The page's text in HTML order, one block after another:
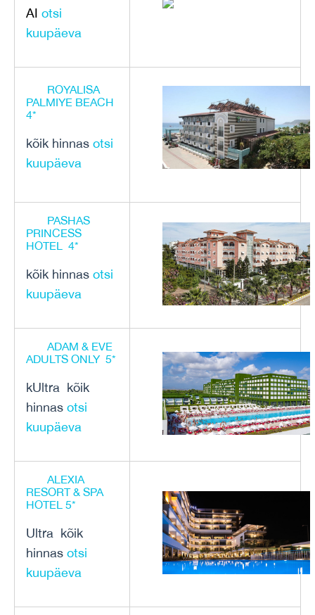
AI otsi
kuupäeva
ROYALISA
PALMIYE BEACH
4*
kõik hinnas otsi
kuupäeva
PASHAS
PRINCESS
HOTEL 4*
kõik hinnas otsi
kuupäeva
ADAM & EVE
ADULTS ONLY 5*
kUltra kõik
hinnas otsi
kuupäeva
ALEXIA
RESORT & SPA
HOTEL 5*
Ultra kõik
hinnas otsi
kuupäeva